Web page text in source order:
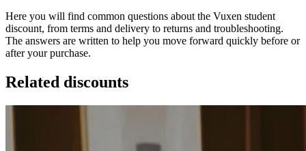
Here you will find common questions about the Vuxen student
discount, from terms and delivery to returns and troubleshooting.
The answers are written to help you move forward quickly before or
after your purchase.
Related discounts